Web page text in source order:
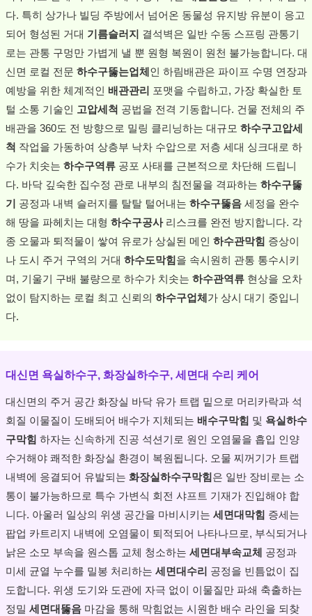
다. 특히 상가나 빌딩 주방에서 넘어온 동물성 유지방 유분이 응고
되어 형성된 거대 기름슬러지
결석벽은 일반 수동 스프링 관통기
로는 관통 구멍만 가볍게 낼 뿐 원형 복원이 원천 불가능합니다. 대
신면 로컬 전문 하수구뚫는업체 인 하림배관은 파이프 수명 연장과
예방을 위한 체계적인 배관관리
포맷을 수립하고, 가장 확실한 토
털 소통 기술인
고압세척 공법을 전격 기동합니다. 건물 전체의 주
배관을 360도 전 방향으로 밀링 클리닝하는 대규모 하수구고압세
척 작업을 가동하여 상층부 낙차 수압으로 저층 세대 싱크대로 하
수가 치솟는 하수구역류공포 사태를 근본적으로 차단해 드립니
다. 바닥 깊숙한 집수정 관로 내부의 침전물을 격파하는 하수구뚫
기
공정과 내벽 슬러지를 탈탈 털어내는 하수구뚫음세정을 완수
해 땅을 파헤치는 대형 하수구공사리스크를 완전 방지합니다. 각
종 오물과 퇴적물이 쌓여 유로가 상실된 메인 하수관막힘 증상이
나 도시 주거 구역의 거대 하수도막힘을 속시원히 관통 통수시키
며, 기울기 구배 불량으로 하수가 치솟는 하수관역류현상을 오차
없이 탐지하는 로컬 최고 신뢰의 하수구업체 가 상시 대기 중입니
다.
대신면 욕실하수구, 화장실하수구, 세면대 수리 케어
대신면의 주거 공간 화장실 바닥 유가 트랩 밑으로 머리카락과 석
회질 이물질이 도배되어 배수가 지체되는 배수구막힘 및 욕실하수
구막힘 하자는 신속하게 진공 석션기로 원인 오염물을 흡입 인양
수거해야 쾌적한 화장실 환경이 복원됩니다. 오물 찌꺼기가 트랩
내벽에 응결되어 유발되는 화장실하수구막힘은 일반 장비로는 소
통이 불가능하므로 특수 가변식 회전 샤프트 기재가 진입해야 합
니다. 아울러 일상의 위생 공간을 마비시키는 세면대막힘 증세는
팝업 카트리지 내벽에 오염물이 퇴적되어 나타나므로, 부식되거나
낡은 소모 부속을 원스톱 교체 청소하는 세면대부속교체
공정과
미세 균열 누수를 밀봉 처리하는 세면대수리 공정을 빈틈없이 집
도합니다. 위생 도기와 도관에 자극 없이 이물질만 파쇄 축출하는
정밀 세면대뚫음마감을 통해 막힘없는 시원한 배수 라인을 되찾